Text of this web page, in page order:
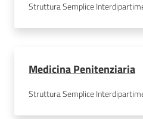
Struttura Semplice
Medicina Penitenziaria
Struttura Semplice